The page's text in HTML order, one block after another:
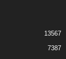
13567
7387